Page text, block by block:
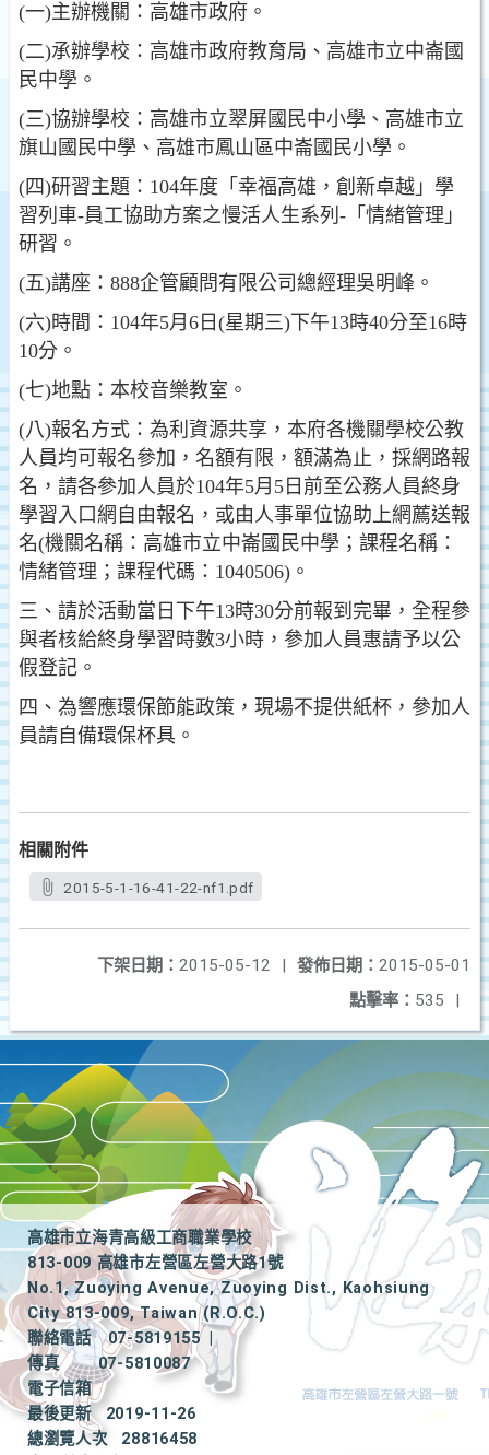
(一)主辦機關：高雄市政府。
(二)承辦學校：高雄市政府教育局、高雄市立中崙國
民中學。
(三)協辦學校：高雄市立翠屏國民中小學、高雄市立
旗山國民中學、高雄市鳳山區中崙國民小學。
(四)研習主題：104年度「幸福高雄，創新卓越」學
習列車-員工協助方案之慢活人生系列-「情緒管理」
研習。
(五)講座：888企管顧問有限公司總經理吳明峰。
(六)時間：104年5月6日(星期三)下午13時40分至16時
10分。
(七)地點：本校音樂教室。
(八)報名方式：為利資源共享，本府各機關學校公教
人員均可報名參加，名額有限，額滿為止，採網路報
名，請各參加人員於104年5月5日前至公務人員終身
學習入口網自由報名，或由人事單位協助上網薦送報
名(機關名稱：高雄市立中崙國民中學；課程名稱：
情緒管理；課程代碼：1040506)。
三、請於活動當日下午13時30分前報到完畢，全程參
與者核給終身學習時數3小時，參加人員惠請予以公
假登記。
四、為響應環保節能政策，現場不提供紙杯，參加人
員請自備環保杯具。
相關附件
2015-5-1-16-41-22-nf1.pdf
發佈日期： 2015-05-01
下架日期： 2015-05-12
|
點擊率： 535 |
高雄市立海青高級工商職業學校
813-009 高雄市左營區左營大路1號
No.1, Zuoying Avenue, Zuoying Dist., Kaohsiung
City 813-009, Taiwan (R.O.C.)
聯絡電話
07-5819155
|
傳真
07-5810087
電子信箱
最後更新
2019-11-26
總瀏覽人次
28816458